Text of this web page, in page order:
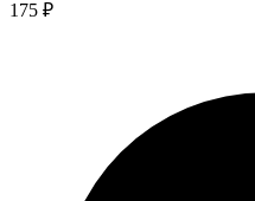
175 ₽